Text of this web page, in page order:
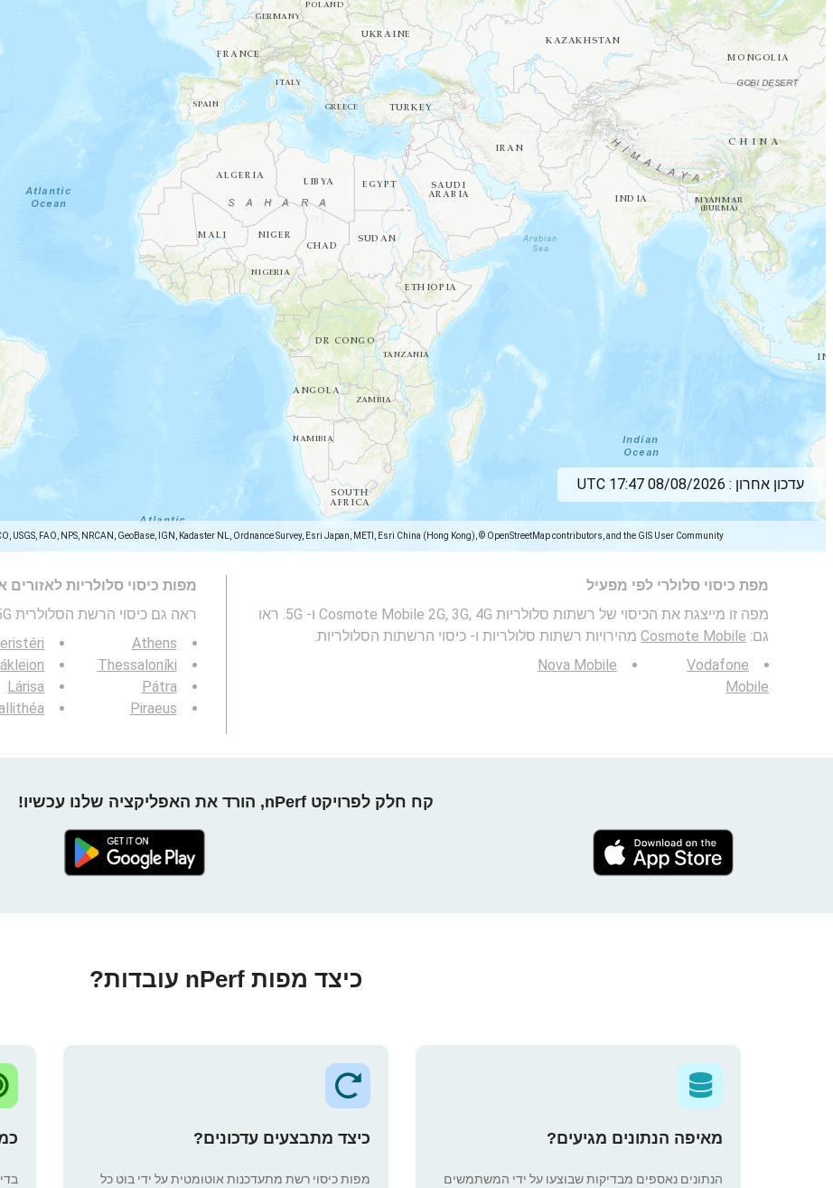
USGS, FAO, NPS, NRCAN, GeoBase, IGN, Kadaster NL, Ordnance Survey, Esri Japan, METI, Esri China (Hong Kong), © OpenStreetMap contributors, and the GIS User Community
עדכון אחרון : 08/08/2026 17:47 UTC
מפת כיסוי סלולרי לפי מפעיל
מפה זו מייצגת את הכיסוי של רשתות סלולריות Cosmote Mobile 2G, 3G, 4G ו- 5G. ראו
גם: Cosmote Mobile מהירויות רשתות סלולריות ו- כיסוי הרשתות הסלולריות.
Vodafone
Mobile
Nova Mobile
מפות כיסוי סלולריות לאזורים
ראה גם כיסוי הרשת הסלולרית 3G / 4G / 5G ב
Athens
Thessaloníki
Pátra
Piraeus
Lárisa
קח חלק לפרויקט nPerf, הורד את האפליקציה שלנו עכשיו!
כיצד מפות nPerf עובדות?
מאיפה הנתונים מגיעים?
הנתונים נאספים מבדיקות שבוצעו על ידי המשתמשים
כיצד מתבצעים עדכונים?
מפות כיסוי רשת מתעדכנות אוטומטית על ידי בוט כל